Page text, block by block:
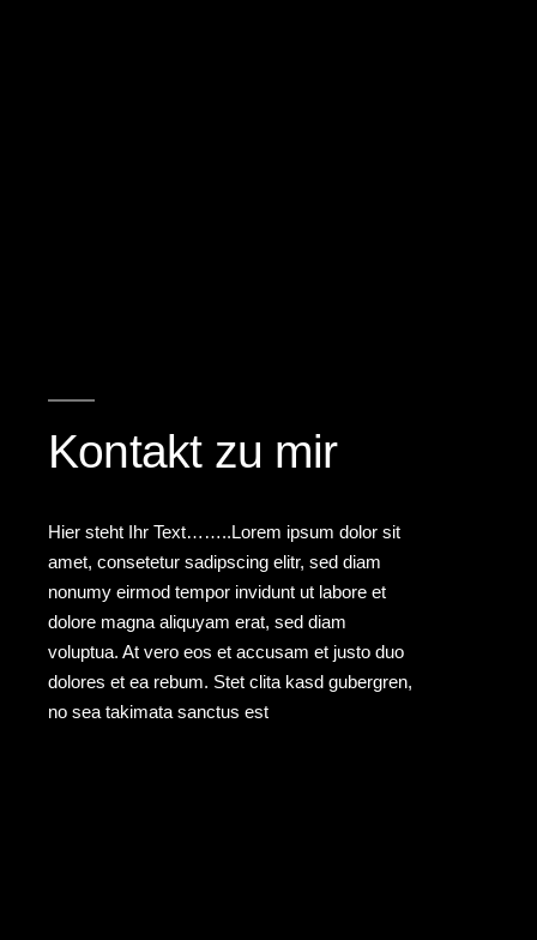
Kontakt zu mir
Hier steht Ihr Text……..Lorem ipsum dolor sit
amet, consetetur sadipscing elitr, sed diam
nonumy eirmod tempor invidunt ut labore et
dolore magna aliquyam erat, sed diam
voluptua. At vero eos et accusam et justo duo
dolores et ea rebum. Stet clita kasd gubergren,
no sea takimata sanctus est